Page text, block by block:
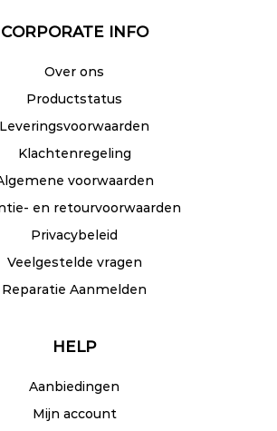
CORPORATE INFO
Over ons
Productstatus
Leveringsvoorwaarden
Klachtenregeling
voorwaarden
en retourvoorwaarden
Privacybeleid
Veelgestelde vragen
Reparatie Aanmelden
HELP
Aanbiedingen
Mijn account